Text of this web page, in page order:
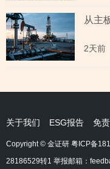
2天前
关于我们 ESG报告 免
Copyright © 金证研 粤ICP备
28186529转1 举报邮箱：